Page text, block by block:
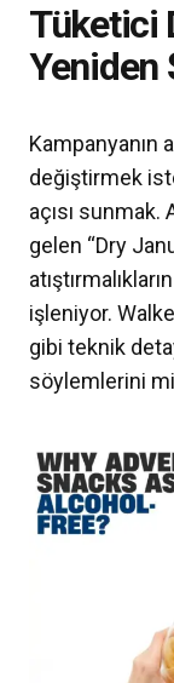
Tüketici
Yeniden
Kampanyanın
değiştirmek
açısı sunmak.
gelen “Dry
işleniyor.
gibi teknik
söylemlerini